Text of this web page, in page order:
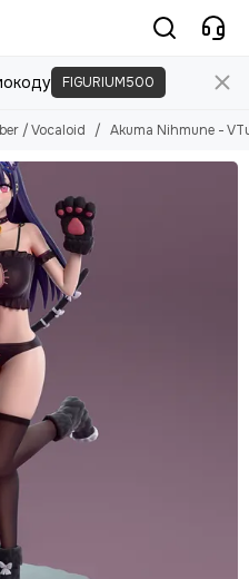
FIGURIUM500
/ Vocaloid Akuma Nihmune -